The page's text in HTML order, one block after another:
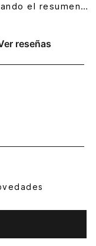
reseñas
el resumen…